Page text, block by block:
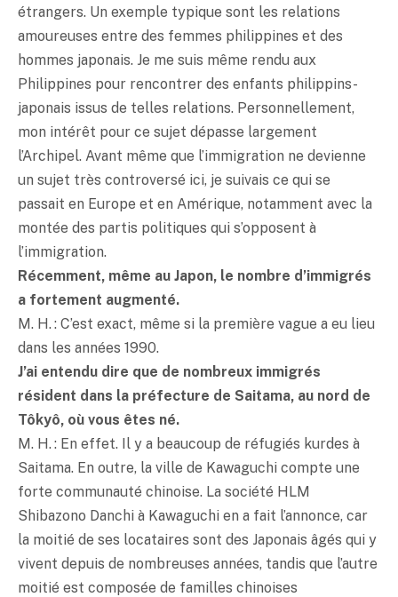
étrangers. Un exemple typique sont les relations
amoureuses entre des femmes philippines et des
hommes japonais. Je me suis même rendu aux
Philippines pour rencontrer des enfants philippins-
japonais issus de telles relations. Personnellement,
mon intérêt pour ce sujet dépasse largement
l’Archipel. Avant même que l’immigration ne devienne
un sujet très controversé ici, je suivais ce qui se
passait en Europe et en Amérique, notamment avec la
montée des partis politiques qui s’opposent à
l’immigration.
Récemment, même au Japon, le nombre d’immigrés
a fortement augmenté.
M. H. : C’est exact, même si la première vague a eu lieu
dans les années 1990.
J’ai entendu dire que de nombreux immigrés
résident dans la préfecture de Saitama, au nord de
Tôkyô, où vous êtes né.
M. H. : En effet. Il y a beaucoup de réfugiés kurdes à
Saitama. En outre, la ville de Kawaguchi compte une
forte communauté chinoise. La société HLM
Shibazono Danchi à Kawaguchi en a fait l’annonce, car
la moitié de ses locataires sont des Japonais âgés qui y
vivent depuis de nombreuses années, tandis que l’autre
moitié est composée de familles chinoises